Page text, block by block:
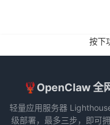
按下
🦞OpenClaw 全
轻量应用服务器
级部署，最多三步，即可